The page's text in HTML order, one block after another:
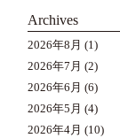
Archives
2026年8月 (1)
2026年7月 (2)
2026年6月 (6)
2026年5月 (4)
2026年4月 (10)